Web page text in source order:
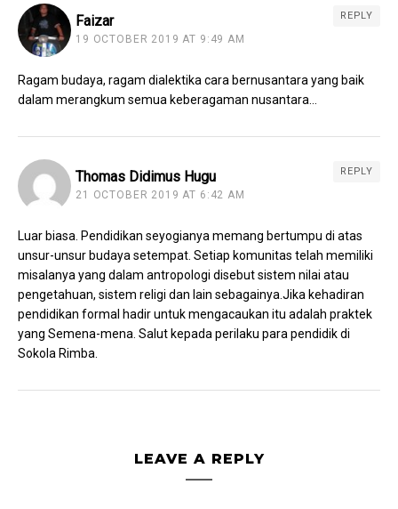
Faizar
19 OCTOBER 2019 AT 9:49 AM
REPLY
Ragam budaya, ragam dialektika cara bernusantara yang baik
dalam merangkum semua keberagaman nusantara…
Thomas Didimus Hugu
21 OCTOBER 2019 AT 6:42 AM
REPLY
Luar biasa. Pendidikan seyogianya memang bertumpu di atas
unsur-unsur budaya setempat. Setiap komunitas telah memiliki
misalanya yang dalam antropologi disebut sistem nilai atau
pengetahuan, sistem religi dan lain sebagainya.Jika kehadiran
pendidikan formal hadir untuk mengacaukan itu adalah praktek
yang Semena-mena. Salut kepada perilaku para pendidik di
Sokola Rimba.
LEAVE A REPLY